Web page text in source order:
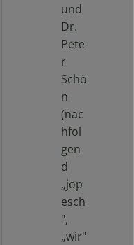
und
Dr.
Pete
r
Schö
n
(nac
hfol
gen
d
„jop
esch
",
„wir"